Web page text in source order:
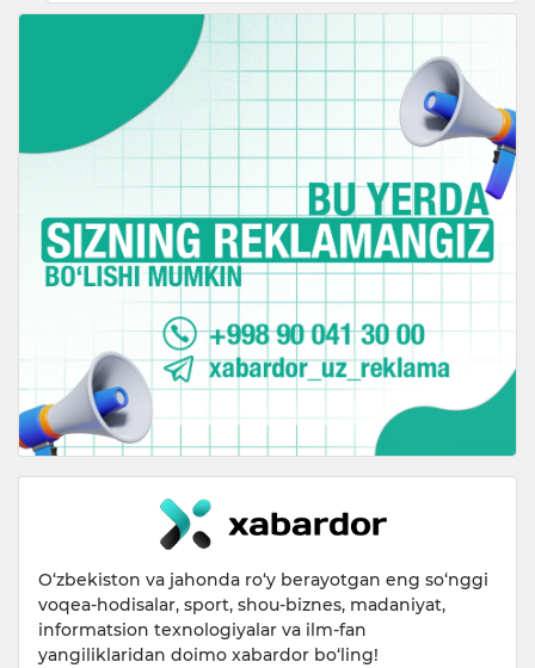
O‘zbekiston va jahonda ro‘y berayotgan eng so‘nggi
voqea-hodisalar, sport, shou-biznes, madaniyat,
informatsion texnologiyalar va ilm-fan
yangiliklaridan doimo xabardor bo‘ling!